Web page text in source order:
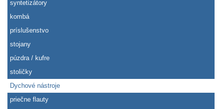
syntetizátory
kombá
príslušenstvo
stojany
púzdra / kufre
stoličky
Dychové nástroje
priečne flauty